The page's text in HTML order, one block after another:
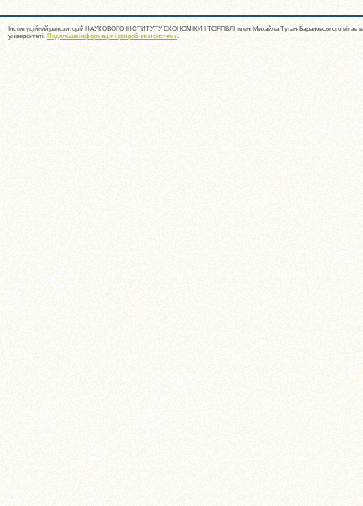
Інституційний репозиторій НАУКОВОГО ІНСТИТУТУ ЕКОНОМІКИ І ТОРГІВЛІ імені Михайла Туган-Барановського вітає
університеті. Подальша інформація і розробники системи